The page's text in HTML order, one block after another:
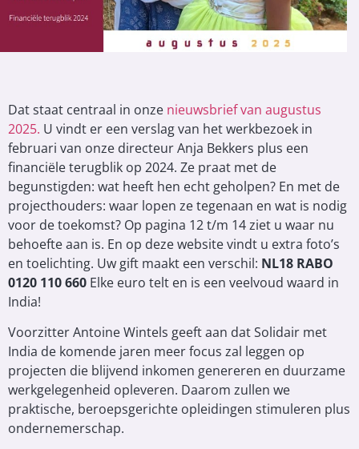
Dat staat centraal in onze nieuwsbrief van augustus
2025. U vindt er een verslag van het werkbezoek in
februari van onze directeur Anja Bekkers plus een
financiële terugblik op 2024. Ze praat met de
begunstigden: wat heeft hen echt geholpen? En met de
projecthouders: waar lopen ze tegenaan en wat is nodig
voor de toekomst? Op pagina 12 t/m 14 ziet u waar nu
behoefte aan is. En op deze website vindt u extra foto’s
en toelichting. Uw gift maakt een verschil: NL18 RABO
0120 110 660 Elke euro telt en is een veelvoud waard in
India!
Voorzitter Antoine Wintels geeft aan dat Solidair met
India de komende jaren meer focus zal leggen op
projecten die blijvend inkomen genereren en duurzame
werkgelegenheid opleveren. Daarom zullen we
praktische, beroepsgerichte opleidingen stimuleren plus
ondernemerschap.